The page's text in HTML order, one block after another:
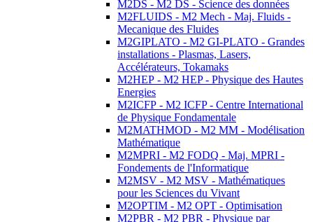
M2DS - M2 DS - Science des données
M2FLUIDS - M2 Mech - Maj. Fluids -
Mecanique des Fluides
M2GIPLATO - M2 GI-PLATO - Grandes
installations - Plasmas, Lasers,
Accélérateurs, Tokamaks
M2HEP - M2 HEP - Physique des Hautes
Energies
M2ICFP - M2 ICFP - Centre International
de Physique Fondamentale
M2MATHMOD - M2 MM - Modélisation
Mathématique
M2MPRI - M2 FODQ - Maj. MPRI -
Fondements de l'Informatique
M2MSV - M2 MSV - Mathématiques
pour les Sciences du Vivant
M2OPTIM - M2 OPT - Optimisation
M2PBR - M2 PBR - Physique par